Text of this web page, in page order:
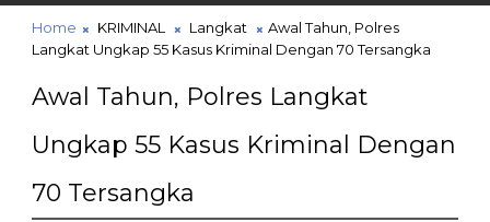
Home KRIMINAL Langkat
Awal Tahun, Polres
Langkat Ungkap 55 Kasus Kriminal Dengan 70 Tersangka
Awal Tahun, Polres Langkat
Ungkap 55 Kasus Kriminal Dengan
70 Tersangka